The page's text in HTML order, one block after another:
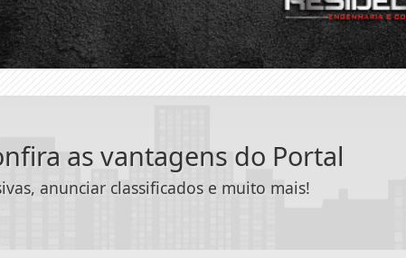
as vantagens do Portal
anunciar classificados e muito mais!